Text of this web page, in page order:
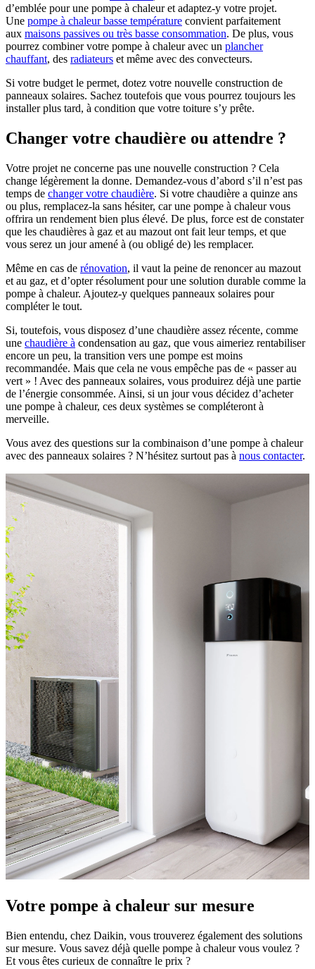
d’emblée pour une pompe à chaleur et adaptez-y votre projet.
Une pompe à chaleur basse température convient parfaitement
aux maisons passives ou très basse consommation. De plus, vous
pourrez combiner votre pompe à chaleur avec un plancher
chauffant, des radiateurs et même avec des convecteurs.
Si votre budget le permet, dotez votre nouvelle construction de
panneaux solaires. Sachez toutefois que vous pourrez toujours les
installer plus tard, à condition que votre toiture s’y prête.
Changer votre chaudière ou attendre ?
Votre projet ne concerne pas une nouvelle construction ? Cela
change légèrement la donne. Demandez-vous d’abord s’il n’est pas
temps de changer votre chaudière. Si votre chaudière a quinze ans
ou plus, remplacez-la sans hésiter, car une pompe à chaleur vous
offrira un rendement bien plus élevé. De plus, force est de constater
que les chaudières à gaz et au mazout ont fait leur temps, et que
vous serez un jour amené à (ou obligé de) les remplacer.
Même en cas de rénovation, il vaut la peine de renoncer au mazout
et au gaz, et d’opter résolument pour une solution durable comme la
pompe à chaleur. Ajoutez-y quelques panneaux solaires pour
compléter le tout.
Si, toutefois, vous disposez d’une chaudière assez récente, comme
une chaudière à condensation au gaz, que vous aimeriez rentabiliser
encore un peu, la transition vers une pompe est moins
recommandée. Mais que cela ne vous empêche pas de « passer au
vert » ! Avec des panneaux solaires, vous produirez déjà une partie
de l’énergie consommée. Ainsi, si un jour vous décidez d’acheter
une pompe à chaleur, ces deux systèmes se compléteront à
merveille.
Vous avez des questions sur la combinaison d’une pompe à chaleur
avec des panneaux solaires ? N’hésitez surtout pas à nous contacter.
Votre pompe à chaleur sur mesure
Bien entendu, chez Daikin, vous trouverez également des solutions
sur mesure. Vous savez déjà quelle pompe à chaleur vous voulez ?
Et vous êtes curieux de connaître le prix ?